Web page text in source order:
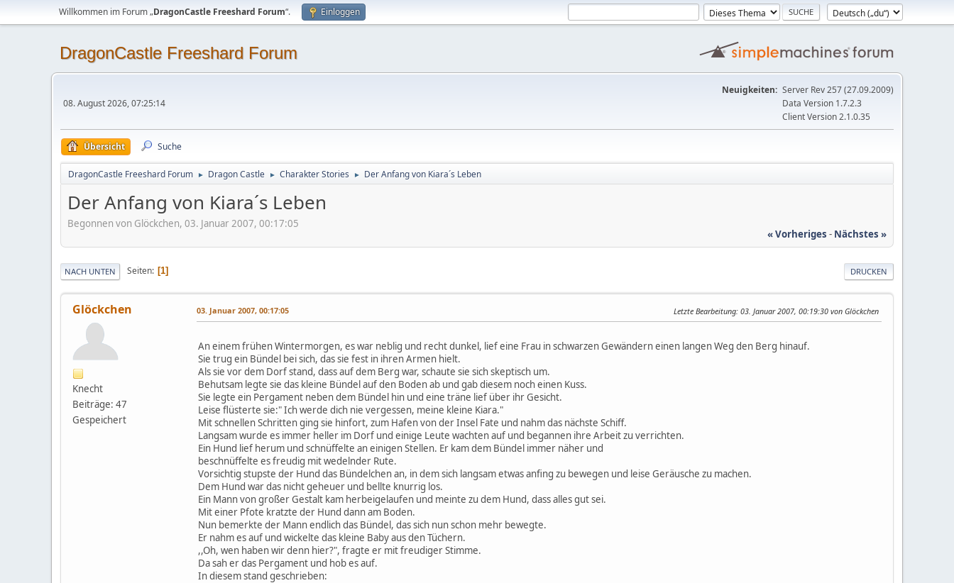
Willkommen im Forum „DragonCastle Freeshard Forum“. Einloggen
DragonCastle Freeshard Forum
08. August 2026, 07:25:14
Neuigkeiten: Server Rev 257 (27.09.2009)
Data Version 1.7.2.3
Client Version 2.1.0.35
Übersicht Suche
DragonCastle Freeshard Forum ► Dragon Castle ► Charakter Stories ► Der Anfang von Kiara´s Leben
Der Anfang von Kiara´s Leben
Begonnen von Glöckchen, 03. Januar 2007, 00:17:05
« Vorheriges - Nächstes »
DRUCKEN
NACH UNTEN Seiten 1
Glöckchen
Knecht
Beiträge: 47
Gespeichert
03. Januar 2007, 00:17:05 Letzte Bearbeitung: 03. Januar 2007, 00:19:30 von Glöckchen
An einem frühen Wintermorgen, es war neblig und recht dunkel, lief eine Frau in schwarzen Gewändern einen langen Weg den Berg hinauf.
Sie trug ein Bündel bei sich, das sie fest in ihren Armen hielt.
Als sie vor dem Dorf stand, dass auf dem Berg war, schaute sie sich skeptisch um.
Behutsam legte sie das kleine Bündel auf den Boden ab und gab diesem noch einen Kuss.
Sie legte ein Pergament neben dem Bündel hin und eine träne lief über ihr Gesicht.
Leise flüsterte sie:" Ich werde dich nie vergessen, meine kleine Kiara."
Mit schnellen Schritten ging sie hinfort, zum Hafen von der Insel Fate und nahm das nächste Schiff.
Langsam wurde es immer heller im Dorf und einige Leute wachten auf und begannen ihre Arbeit zu verrichten.
Ein Hund lief herum und schnüffelte an einigen Stellen. Er kam dem Bündel immer näher und
beschnüffelte es freudig mit wedelnder Rute.
Vorsichtig stupste der Hund das Bündelchen an, in dem sich langsam etwas anfing zu bewegen und leise Geräusche zu machen.
Dem Hund war das nicht geheuer und bellte knurrig los.
Ein Mann von großer Gestalt kam herbeigelaufen und meinte zu dem Hund, dass alles gut sei.
Mit einer Pfote kratzte der Hund dann am Boden.
Nun bemerkte der Mann endlich das Bündel, das sich nun schon mehr bewegte.
Er nahm es auf und wickelte das kleine Baby aus den Tüchern.
,,Oh, wen haben wir denn hier?", fragte er mit freudiger Stimme.
Da sah er das Pergament und hob es auf.
In diesem stand geschrieben: